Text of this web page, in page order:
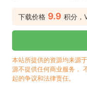
下载价格 9.9 积分，
本站所提供的资源均来源
源不提供任何商业服务，
起的争议和法律责任。